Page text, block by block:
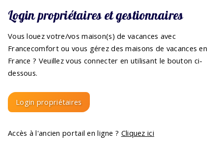
Login propriétaires et gestionnaires
Vous louez votre/vos maison(s) de vacances avec
Francecomfort ou vous gérez des maisons de vacances en
France ? Veuillez vous connecter en utilisant le bouton ci-
dessous.
Login propriétaires
Accès à l'ancien portail en ligne ? Cliquez ici